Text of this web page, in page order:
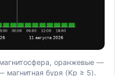
оранжевые —
магнитная буря (Kp ≥ 5).